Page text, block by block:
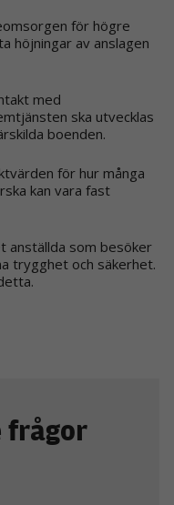
frågor
för högre
höjningar av anslagen
med
ska utvecklas
boenden.
för hur många
kan vara fast
anställda som besöker
trygghet och säkerhet.
välja bort. De
behövs för att
hemsidan